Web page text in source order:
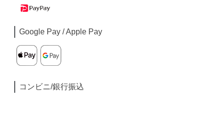
Google Pay / Apple Pay
コンビニ/銀行振込